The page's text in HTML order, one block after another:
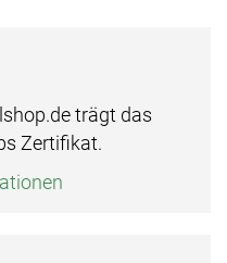
trägt das
Zertifikat.